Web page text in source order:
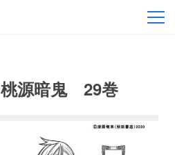
桃源暗鬼 29巻